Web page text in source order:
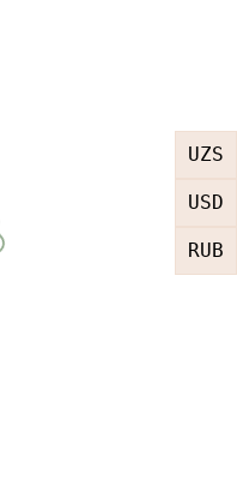
UZS
USD
RUB